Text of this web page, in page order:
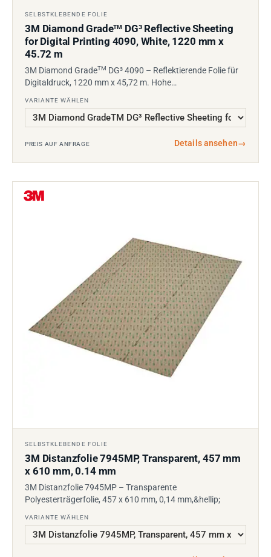
SELBSTKLEBENDE FOLIE
3M Diamond GradeTM
DG³ Reflective Sheeting
for Digital Printing 4090, White, 1220 mm x
45.72 m
3M Diamond GradeTM DG³ 4090 – Reflektierende Folie für
Digitaldruck, 1220 mm x 45,72 m. Hohe…
VARIANTE WÄHLEN
PREIS AUF ANFRAGE Details ansehen→
SELBSTKLEBENDE FOLIE
3M Distanzfolie 7945MP, Transparent, 457 mm
x 610 mm, 0.14 mm
3M Distanzfolie 7945MP – Transparente
Polyesterträgerfolie, 457 x 610 mm, 0,14 mm,&hellip;
VARIANTE WÄHLEN